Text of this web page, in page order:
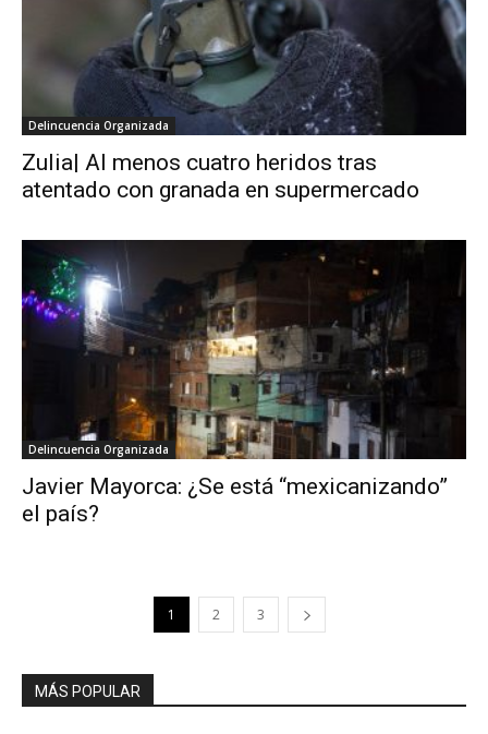
Delincuencia Organizada
Zulia| Al menos cuatro heridos tras
atentado con granada en supermercado
Delincuencia Organizada
Javier Mayorca: ¿Se está “mexicanizando”
el país?
1 2 3
MÁS POPULAR